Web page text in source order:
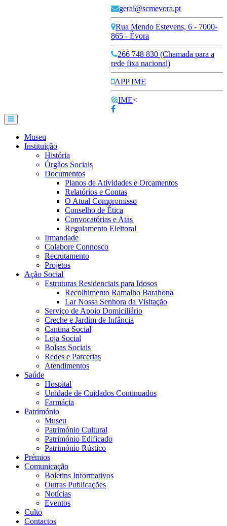
geral@scmevora.pt
Rua Mendo Estevens, 6 - 7000-
865 - Évora
266 748 830 (Chamada para a
rede fixa nacional)
APP IME
IME<
Museu
Instituição
História
Órgãos Sociais
Documentos
Planos de Atividades e Orçamentos
Relatórios e Contas
O Atual Compromisso
Conselho de Ética
Convocatórias e Atas
Regulamento Eleitoral
Irmandade
Colabore Connosco
Recrutamento
Projetos
Ação Social
Estruturas Residenciais para Idosos
Recolhimento Ramalho Barahona
Lar Nossa Senhora da Visitação
Serviço de Apoio Domiciliário
Creche e Jardim de Infância
Cantina Social
Loja Social
Bolsas Sociais
Redes e Parcerias
Atendimentos
Saúde
Hospital
Unidade de Cuidados Continuados
Farmácia
Património
Museu
Património Cultural
Património Edificado
Património Rústico
Prémios
Comunicação
Boletins Informativos
Outras Publicações
Notícias
Eventos
Culto
Contactos